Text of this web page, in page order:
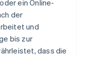
ein Online-
der
und
bis zur
dass die